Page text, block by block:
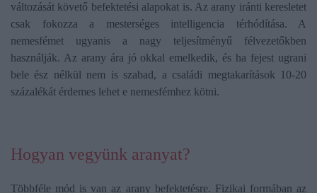
változását követő befektetési alapokat is. Az arany iránti keresletet
csak fokozza a mesterséges intelligencia térhódítása. A
nemesfémet ugyanis a nagy teljesítményű félvezetőkben
használják. Az arany ára jó okkal emelkedik, és ha fejest ugrani
bele ész nélkül nem is szabad, a családi megtakarítások 10-20
százalékát érdemes lehet e nemesfémhez kötni.
Hogyan vegyünk aranyat?
Többféle mód is van az arany befektetésre. Fizikai formában az